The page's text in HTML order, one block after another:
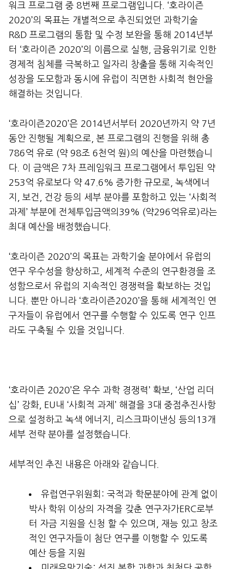
워크 프로그램 중 8번째 프로그램입니다. ‘호라이즌
2020’의 목표는 개별적으로 추진되었던 과학기술
R&D 프로그램의 통합 및 수정 보완을 통해 2014년부
터 ‘호라이즌 2020’의 이름으로 실행, 금융위기로 인한
경제적 침체를 극복하고 일자리 창출을 통해 지속적인
성장을 도모함과 동시에 유럽이 직면한 사회적 현안을
해결하는 것입니다.
‘호라이즌2020’은 2014년서부터 2020년까지 약 7년
동안 진행될 계획으로, 본 프로그램의 진행을 위해 총
786억 유로 (약 98조 6천억 원)의 예산을 마련했습니
다. 이 금액은 7차 프레임워크 프로그램에서 투입된 약
253억 유로보다 약 47.6% 증가한 규모로, 녹색에너
지, 보건, 건강 등의 세부 분야를 포함하고 있는 ‘사회적
과제’ 부분에 전체투입금액의39% (약296억유로)라는
최대 예산을 배정했습니다.
‘호라이즌 2020’의 목표는 과학기술 분야에서 유럽의
연구 우수성을 향상하고, 세계적 수준의 연구환경을 조
성함으로서 유럽의 지속적인 경쟁력을 확보하는 것입
니다. 뿐만 아니라 ‘호라이즌2020’을 통해 세계적인 연
구자들이 유럽에서 연구를 수행할 수 있도록 연구 인프
라도 구축될 수 있을 것입니다.
‘호라이즌 2020’은 우수 과학 경쟁력’ 확보, ‘산업 리더
십’ 강화, EU내 ‘사회적 과제’ 해결을 3대 중점추진사항
으로 설정하고 녹색 에너지, 리스크파이낸싱 등의13개
세부 전략 분야를 설정했습니다.
세부적인 추진 내용은 아래와 같습니다.
유럽연구위원회: 국적과 학문분야에 관계 없이
박사 학위 이상의 자격을 갖춘 연구자가ERC로부
터 자금 지원을 신청 할 수 있으며, 재능 있고 창조
적인 연구자들이 첨단 연구를 이행할 수 있도록
예산 등을 지원